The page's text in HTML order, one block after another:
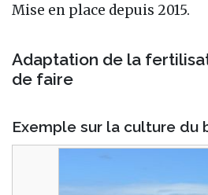
Mise en place depuis 2015.
Adaptation de la
de faire
Exemple sur la culture du